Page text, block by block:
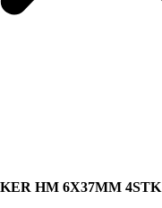
HM 6X37MM 4STK